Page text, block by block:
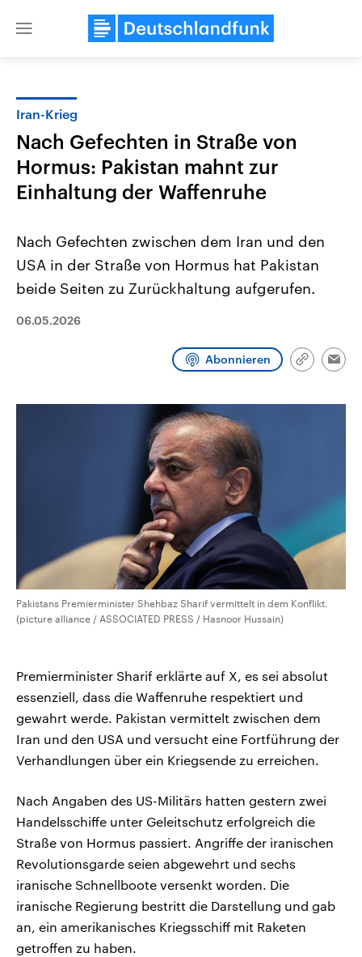
Close
Landtagswahl Sachsen-Anhalt
2026
Sachsen-Anhalt wählt am 6.
Bundesland von einer Koalition aus
und Hintergründe zu den Parteien
und Kandidaten der anstehenden
Aktuelle Beiträge,
den mächtigsten Ländern
mit großem Einfluss auf
aktuelle Weltgeschehen.
Podcasts
Iran-Krieg
Nach Gefechten in Straße von
Hormus: Pakistan mahnt zur
Einhaltung der Waffenruhe
Nach Gefechten zwischen dem Iran und den
USA in der Straße von Hormus hat Pakistan
beide Seiten zu Zurückhaltung aufgerufen.
06.05.2026
Abonnieren
Link
Pakistans Premierminister Shehbaz Sharif vermittelt in dem Konflikt.
(picture alliance / ASSOCIATED PRESS / Hasnoor Hussain)
Premierminister Sharif erklärte auf X, es sei absolut
essenziell, dass die Waffenruhe respektiert und
gewahrt werde. Pakistan vermittelt zwischen dem
Iran und den USA und versucht eine Fortführung der
Verhandlungen über ein Kriegsende zu erreichen.
Nach Angaben des US-Militärs hatten gestern zwei
Handelsschiffe unter Geleitschutz erfolgreich die
Straße von Hormus passiert. Angriffe der iranischen
Revolutionsgarde seien abgewehrt und sechs
iranische Schnellboote versenkt worden. Die
iranische Regierung bestritt die Darstellung und gab
an, ein amerikanisches Kriegsschiff mit Raketen
getroffen zu haben.